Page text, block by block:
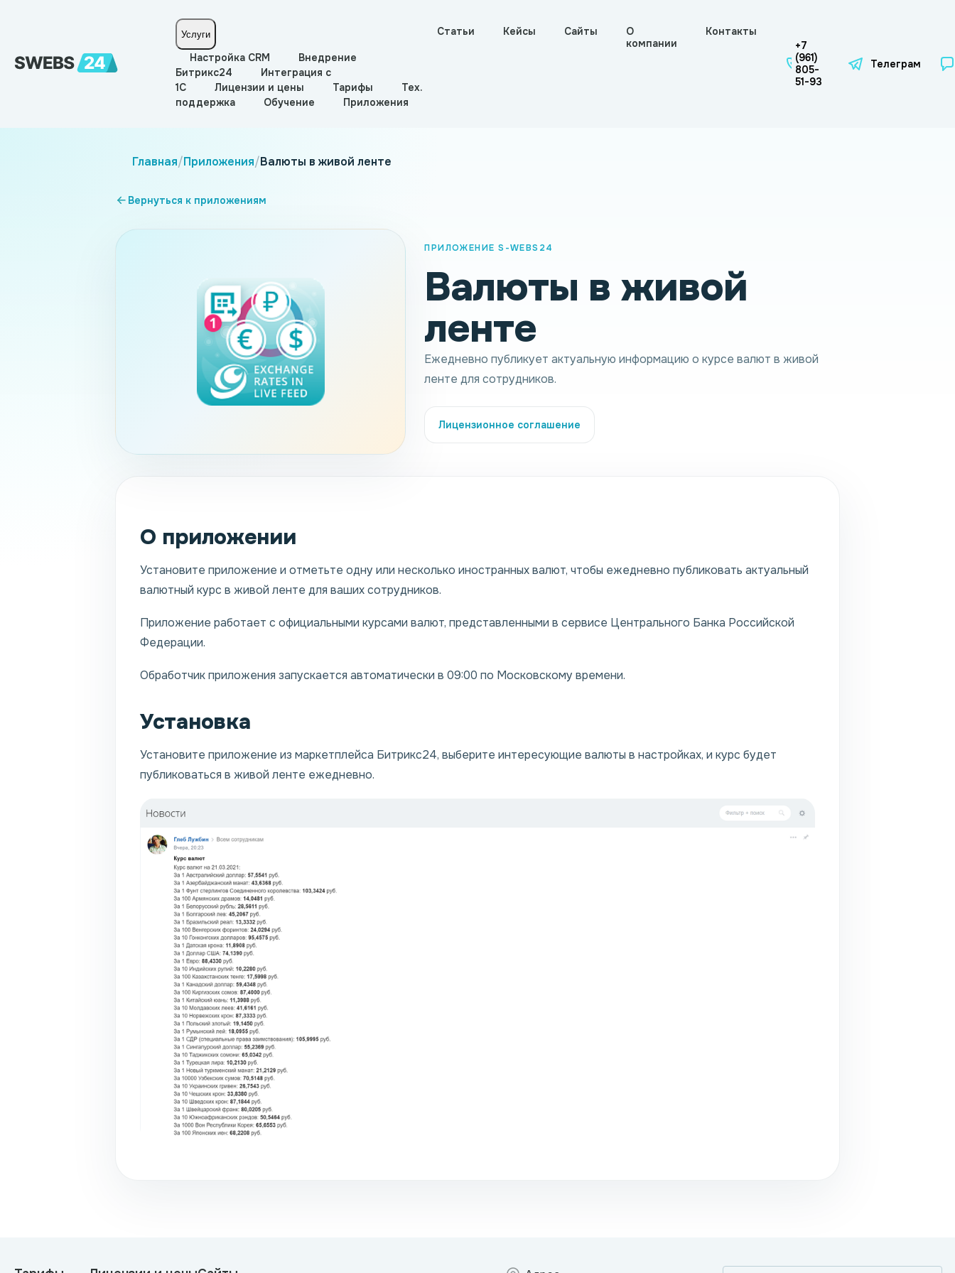
Услуги
Настройка CRM
Внедрение
Битрикс24
Интеграция с
1С
Лицензии и цены Тарифы
Тех.
поддержка
Обучение Приложения
Статьи Кейсы Сайты
О
компании
Контакты
+7
(961)
805-
51-93
Телеграм
Главная/Приложения/Валюты в живой ленте
Вернуться к приложениям
ПРИЛОЖЕНИЕ S-WEBS24
Валюты в живой
ленте
Ежедневно публикует актуальную информацию о курсе валют в живой
ленте для сотрудников.
Лицензионное соглашение
О приложении
Установите приложение и отметьте одну или несколько иностранных валют, чтобы ежедневно публиковать актуальный
валютный курс в живой ленте для ваших сотрудников.
Приложение работает с официальными курсами валют, представленными в сервисе Центрального Банка Российской
Федерации.
Обработчик приложения запускается автоматически в 09:00 по Московскому времени.
Установка
Установите приложение из маркетплейса Битрикс24, выберите интересующие валюты в настройках, и курс будет
публиковаться в живой ленте ежедневно.